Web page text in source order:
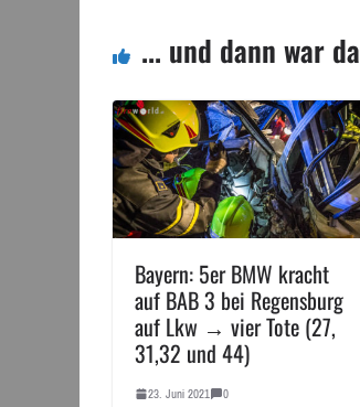
... und dann war
Bayern: 5er BMW kracht
auf BAB 3 bei Regensburg
auf Lkw → vier Tote (27,
31,32 und 44)
23. Juni 2021 0